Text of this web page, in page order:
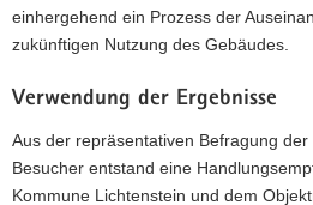
einhergehend ein Prozess der
zukünftigen Nutzung des Gebäudes.
Verwendung der Ergebnisse
Aus der repräsentativen Befragung
Besucher entstand eine
Kommune Lichtenstein und dem